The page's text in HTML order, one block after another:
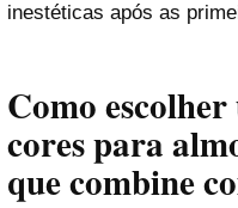
inestéticas após as
Como
cores para
que combine